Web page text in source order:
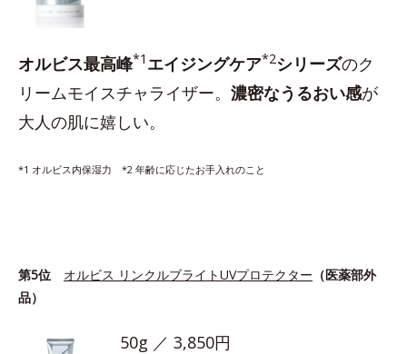
オルビス最高峰*1 エイジングケア*2シリーズのク
リームモイスチャライザー。 濃密なうるおい感が
大人の肌に嬉しい。
*1 オルビス内保湿力 *2 年齢に応じたお手入れのこと
第5位 オルビス リンクルブライトUVプロテクター （医薬部外
品）
50g ／ 3,850円